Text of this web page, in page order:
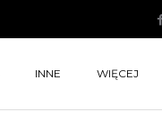
INNE WIĘCEJ